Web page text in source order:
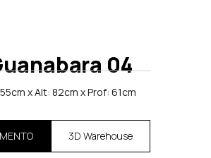
04
x Alt: 82cm x Prof: 61cm
3D Warehouse